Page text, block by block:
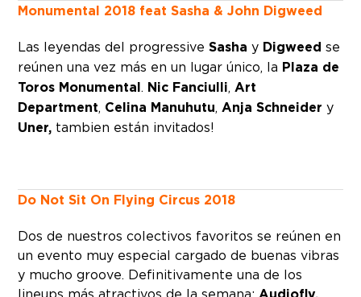
Monumental 2018 feat Sasha & John Digweed
Las leyendas del progressiveSasha y Digweed se
reúnen una vez más en un lugar único, la Plaza de
Toros Monumental. Nic Fanciulli,Art
Department, Celina Manuhutu,Anja Schneider y
Uner, tambien están invitados!
Do Not Sit On Flying Circus 2018
Dos de nuestros colectivos favoritos se reúnen en
un evento muy especial cargado de buenas vibras
y mucho groove. Definitivamente una de los
lineups más atractivos de la semana: